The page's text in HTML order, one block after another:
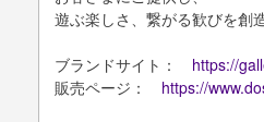
遊ぶ楽しさ、繋がる歓びを創
ブランドサイト： https://
販売ページ： https://